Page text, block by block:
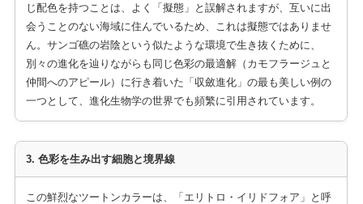
じ配色を持つことは、よく「擬態」と誤解されますが、互いに出
会うことのない海域に住んでいるため、これは擬態ではありませ
ん。サンゴ礁の岩陰という似たような環境で生き抜くために、
別々の進化を辿りながらも同じ色彩の最適解（カモフラージュと
仲間へのアピール）に行き着いた「収斂進化」の最も美しい例の
一つとして、進化生物学の世界でも頻繁に引用されています。
3. 色彩を生み出す細胞と境界線
この鮮烈なツートンカラーは、「エリトロ・イリドフォア」と呼